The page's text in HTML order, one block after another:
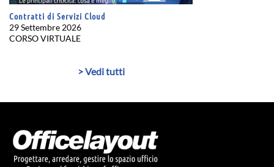
Contratti di Servizi Cloud
29 Settembre 2026
CORSO VIRTUALE
> Vedi tutti